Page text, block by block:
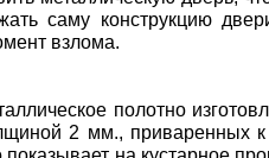
саму конструкцию
взлома.
полотно
2 мм., приваренных к